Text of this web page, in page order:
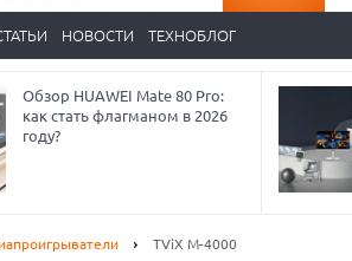
НОВОСТИ ТЕХНОБЛОГ
Обзор HUAWEI Mate 80 Pro:
как стать флагманом в 2026
году?
TViX M-4000